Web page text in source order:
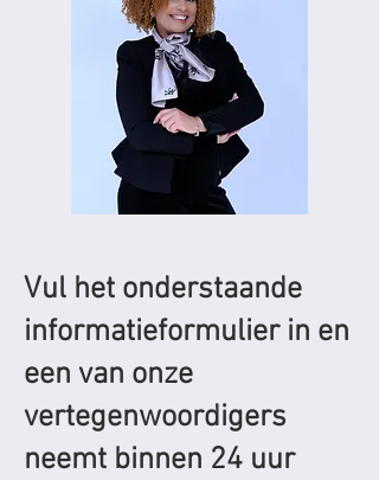
Vul het onderstaande
informatieformulier in en
een van onze
vertegenwoordigers
neemt binnen 24 uur